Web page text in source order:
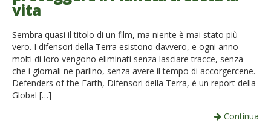
vita
Sembra quasi il titolo di un film, ma niente è mai stato più
vero. I difensori della Terra esistono davvero, e ogni anno
molti di loro vengono eliminati senza lasciare tracce, senza
che i giornali ne parlino, senza avere il tempo di accorgercene.
Defenders of the Earth, Difensori della Terra, è un report della
Global […]
Continua